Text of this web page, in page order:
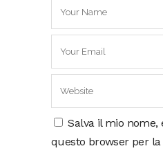
Salva il mio nome,
questo browser per